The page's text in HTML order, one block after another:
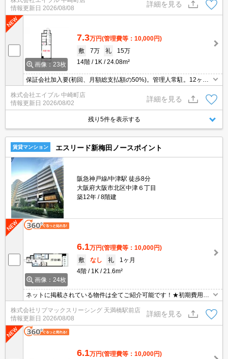
情報更新日 2026/08/08
詳細を見る
画像：23枚
7.3万円(管理費等：10,000円)
敷
7万 礼
15万
14階
1K 24.08m²
保証会社加入要(初回、月額総支払額の50%)。管理人常駐。12ヶ月
オートロック付き。温水洗浄便座付き。
株式会社エイブル 中崎町店
情報更新日 2026/08/02
詳細を見る
残り5件を表示する
賃貸マンション エスリード新梅田ノースポイント
阪急神戸線/中津駅 徒歩8分
大阪府大阪市北区中津６丁目
築12年
8階建
画像：24枚
6.1万円(管理費等：10,000円)
敷
なし 礼
1ヶ月
4階
1K 21.6m²
ネットに掲載されている物件は全てご紹介可能です！★初期費用ク
レジット決済可能★保証人不要★人気のエスリードシリーズ分譲マ
ンション♪角部屋につき2面採光★
株式会社リブマックスリーシング 天満橋駅前店
情報更新日 2026/08/08
詳細を見る
6.1万円(管理費等：10,000円)